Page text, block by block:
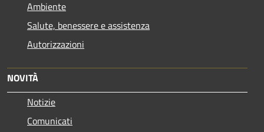
Ambiente
Salute, benessere e assistenza
Autorizzazioni
NOVITÀ
Notizie
Comunicati